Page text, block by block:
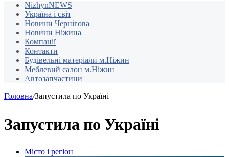
NizhynNEWS
Україна і світ
Новини Чернігова
Новини Ніжина
Компанії
Контакти
Будівельні матеріали м.Ніжин
Меблевий салон м.Ніжин
Автозапчастини
Головна/Запустила по Україні
Запустила по Україні
Місто і регіон